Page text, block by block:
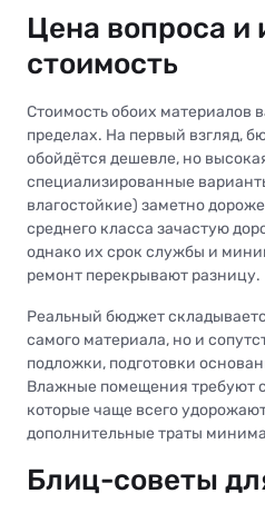
Цена вопроса и
стоимость
Стоимость обоих материалов
пределах. На первый взгляд,
обойдётся дешевле, но
специализированные
влагостойкие) заметно
среднего класса зачастую
однако их срок службы и
ремонт перекрывают разницу.
Реальный бюджет
самого материала, но и
подложки, подготовки
Влажные помещения требуют
которые чаще всего
дополнительные траты
Блиц-советы